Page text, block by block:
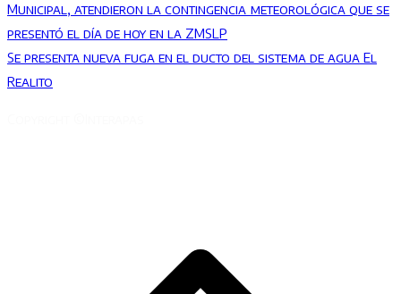
Municipal, atendieron la contingencia meteorológica que se
presentó el día de hoy en la ZMSLP
Se presenta nueva fuga en el ducto del sistema de agua El
Realito